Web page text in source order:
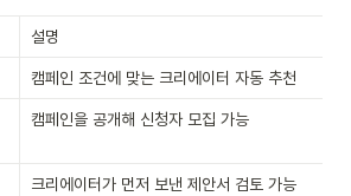
설명
캠페인 조건에 맞는 크리에이터 자동 추천
캠페인을 공개해 신청자 모집 가능
크리에이터가 먼저 보낸 제안서 검토 가능